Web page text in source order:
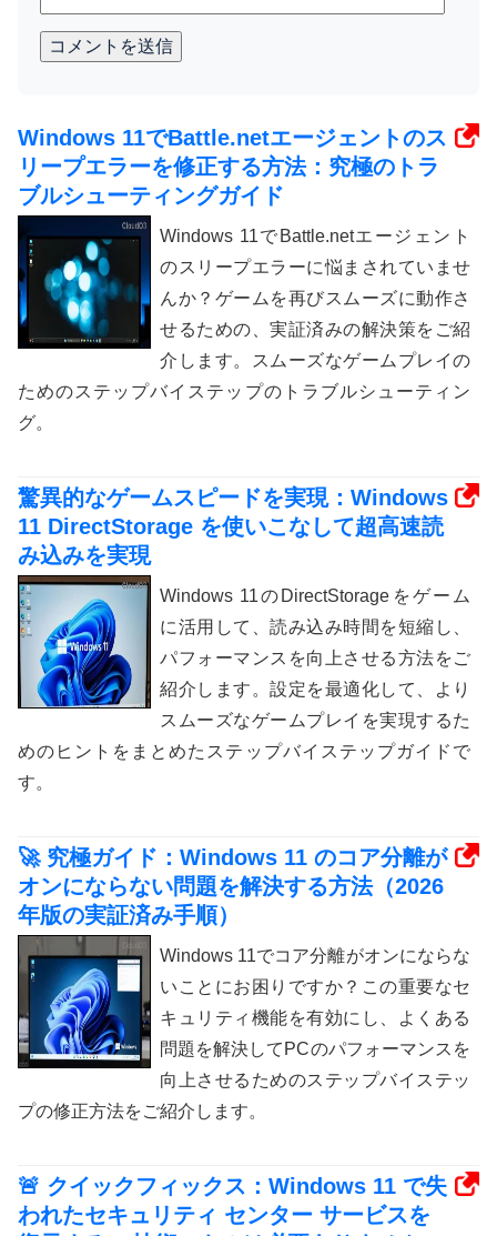
コメントを送信
Windows 11でBattle.netエージェントのス
リープエラーを修正する方法：究極のトラ
ブルシューティングガイド
Windows 11でBattle.netエージェント
のスリープエラーに悩まされていませ
んか？ゲームを再びスムーズに動作さ
せるための、実証済みの解決策をご紹
介します。スムーズなゲームプレイの
ためのステップバイステップのトラブルシューティン
グ。
驚異的なゲームスピードを実現：Windows
11 DirectStorage を使いこなして超高速読
み込みを実現
Windows 11のDirectStorageをゲーム
に活用して、読み込み時間を短縮し、
パフォーマンスを向上させる方法をご
紹介します。設定を最適化して、より
スムーズなゲームプレイを実現するた
めのヒントをまとめたステップバイステップガイドで
す。
🚀 究極ガイド：Windows 11 のコア分離が
オンにならない問題を解決する方法（2026
年版の実証済み手順）
Windows 11でコア分離がオンにならな
いことにお困りですか？この重要なセ
キュリティ機能を有効にし、よくある
問題を解決してPCのパフォーマンスを
向上させるためのステップバイステッ
プの修正方法をご紹介します。
🚨 クイックフィックス：Windows 11 で失
われたセキュリティ センター サービスを